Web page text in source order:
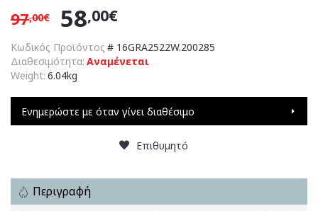
Κωδικός Προϊόντος # 16GRA2522W.200285
Διαθεσιμότητα: Αναμένεται
Weight: 6.04kg
58,00€
97,00€
Ενημερώστε με όταν γίνει διαθέσιμο
Επιθυμητό
Περιγραφή